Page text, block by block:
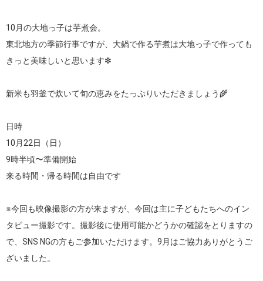
10月の大地っ子は芋煮会。
東北地方の季節行事ですが、大鍋で作る芋煮は大地っ子で作っても
きっと美味しいと思います❇︎
新米も羽釜で炊いて旬の恵みをたっぷりいただきましょう🌾
日時
10月22日（日）
9時半頃〜準備開始
来る時間・帰る時間は自由です
※今回も映像撮影の方が来ますが、今回は主に子どもたちへのイン
タビュー撮影です。撮影後に使用可能かどうかの確認をとりますの
で、SNS NGの方もご参加いただけます。9月はご協力ありがとうご
ざいました。